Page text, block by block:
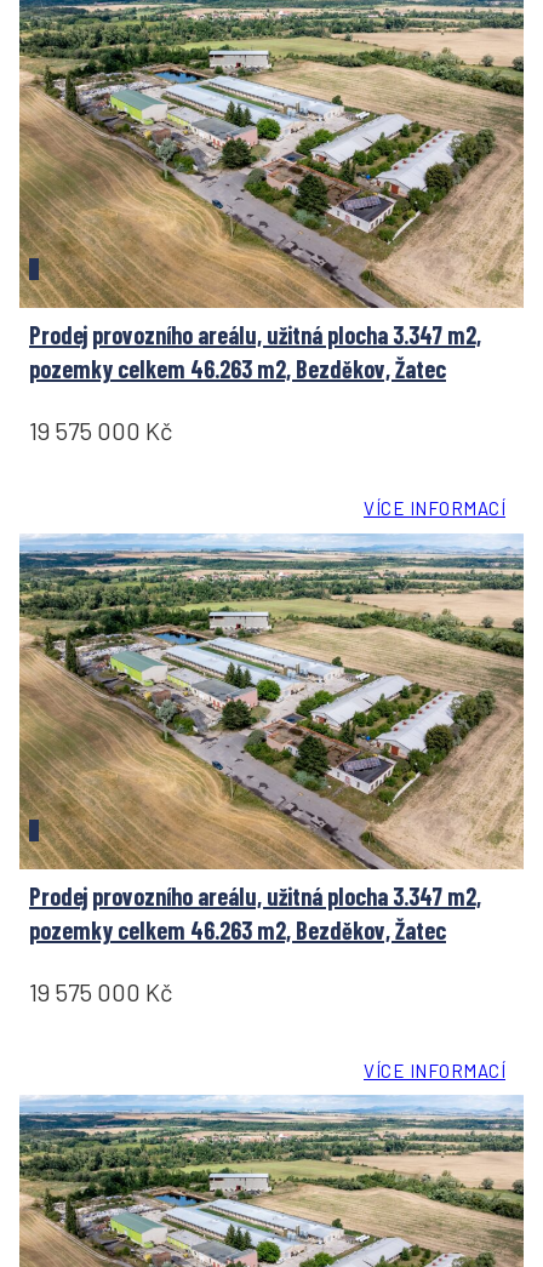
Prodej provozního areálu, užitná plocha 3.347 m2,
pozemky celkem 46.263 m2, Bezděkov, Žatec
19 575 000 Kč
VÍCE INFORMACÍ
Prodej provozního areálu, užitná plocha 3.347 m2,
pozemky celkem 46.263 m2, Bezděkov, Žatec
19 575 000 Kč
VÍCE INFORMACÍ